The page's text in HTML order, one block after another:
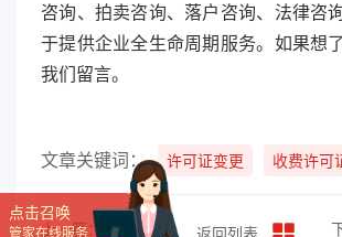
咨询、拍卖咨询、落户咨询、法律咨
于提供企业全生命周期服务。如果想
我们留言。
文章关键词： 许可证变更 收费许可
上一篇：危险化学品经营许可证变更指南
点击召唤
管家在线服务